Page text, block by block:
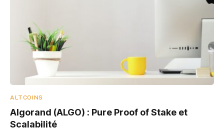
ALTCOINS
Algorand (ALGO) : Pure Proof of Stake et
Scalabilité